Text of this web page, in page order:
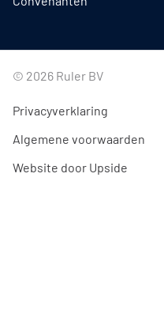
© 2026 Ruler BV
Privacyverklaring
Algemene voorwaarden
Website door Upside